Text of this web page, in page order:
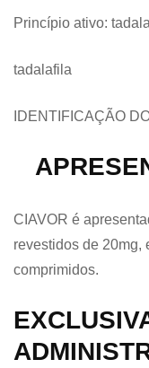
Princípio ativo:
tadalafila
IDENTIFICAÇÃO
CIAVOR é
revestidos de 20mg,
comprimidos.